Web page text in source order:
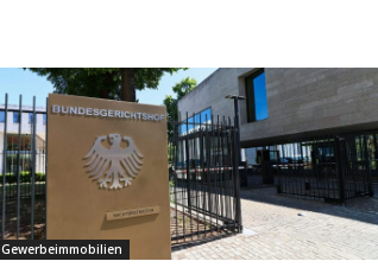
Gewerbeimmobilien